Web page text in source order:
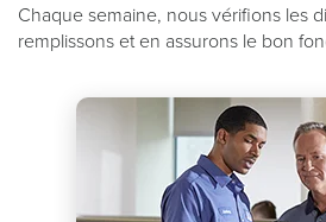
Chaque semaine, nous vérifions les
remplissons et en assurons le bon